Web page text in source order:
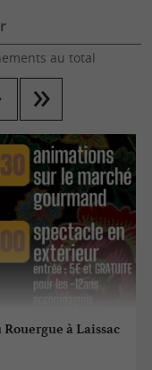
au total
à Laissac